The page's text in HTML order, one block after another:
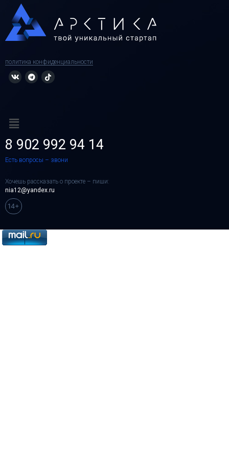
политика конфиденциальности
8 902 992 94 14
Есть вопросы – звони
Хочешь рассказать о проекте – пиши:
nia12@yandex.ru
14+